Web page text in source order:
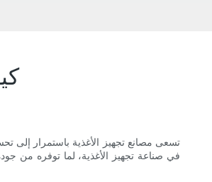
تسعى مصانع تجهيز الأغذية باستمرار إلى
في صناعة تجهيز الأغذية، لما توفره من